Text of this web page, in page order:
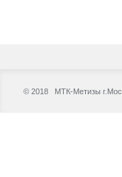
© 2018 МТК-Метизы